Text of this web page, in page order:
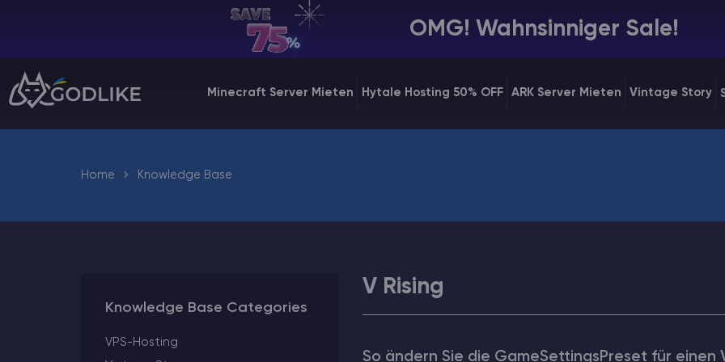
OMG! Wahnsinniger Sale!
Minecraft Server Mieten Hytale Hosting 50% OFF ARK Server Mieten Vintage Story
Billing Panel
Manage your servers & payments
Manage game server
Home Knowledge Base
V Rising
So ändern Sie die GameSettingsPreset für einen
Knowledge Base Categories
VPS-Hosting